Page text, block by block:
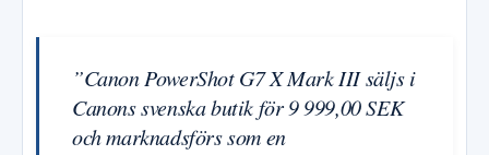
”Canon PowerShot G7 X Mark III säljs i
Canons svenska butik för 9 999,00 SEK
och marknadsförs som en